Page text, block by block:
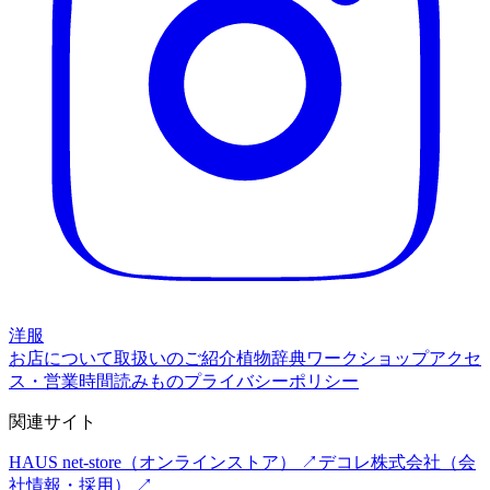
洋服
お店について取扱いのご紹介植物辞典ワークショップアクセ
ス・営業時間読みものプライバシーポリシー
関連サイト
HAUS net-store （オンラインストア） ↗ デコレ株式会社 （会
社情報・採用） ↗